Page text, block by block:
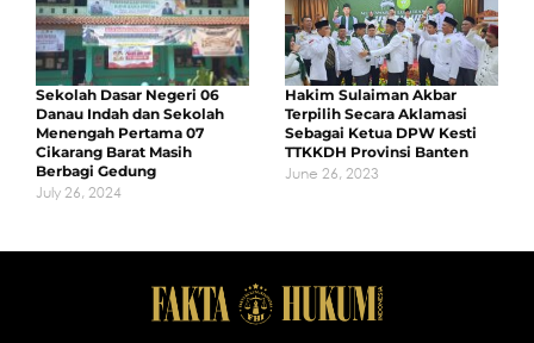
Sekolah Dasar Negeri 06
Danau Indah dan Sekolah
Menengah Pertama 07
Cikarang Barat Masih
Berbagi Gedung
July 26, 2024
Hakim Sulaiman Akbar
Terpilih Secara Aklamasi
Sebagai Ketua DPW Kesti
TTKKDH Provinsi Banten
June 26, 2023